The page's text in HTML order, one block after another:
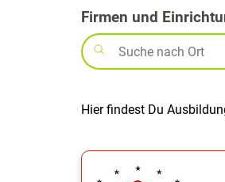
Firmen und
Hier findest Du